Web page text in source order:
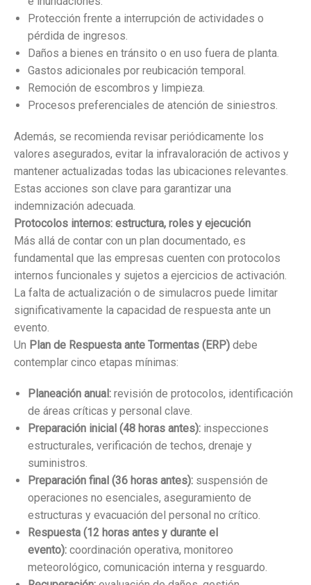
Protección frente a interrupción de actividades o
pérdida de ingresos.
Daños a bienes en tránsito o en uso fuera de planta.
Gastos adicionales por reubicación temporal.
Remoción de escombros y limpieza.
Procesos preferenciales de atención de siniestros.
Además, se recomienda revisar periódicamente los
valores asegurados, evitar la infravaloración de activos y
mantener actualizadas todas las ubicaciones relevantes.
Estas acciones son clave para garantizar una
indemnización adecuada.
Protocolos internos: estructura, roles y ejecución
Más allá de contar con un plan documentado, es
fundamental que las empresas cuenten con protocolos
internos funcionales y sujetos a ejercicios de activación.
La falta de actualización o de simulacros puede limitar
significativamente la capacidad de respuesta ante un
evento.
Un Plan de Respuesta ante Tormentas (ERP) debe
contemplar cinco etapas mínimas:
Planeación anual: revisión de protocolos, identificación
de áreas críticas y personal clave.
Preparación inicial (48 horas antes): inspecciones
estructurales, verificación de techos, drenaje y
suministros.
Preparación final (36 horas antes): suspensión de
operaciones no esenciales, aseguramiento de
estructuras y evacuación del personal no crítico.
Respuesta (12 horas antes y durante el
evento): coordinación operativa, monitoreo
meteorológico, comunicación interna y resguardo.